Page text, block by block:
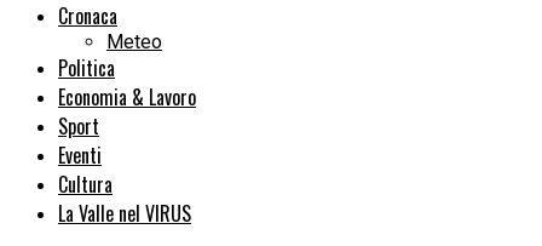
Cronaca
Meteo
Politica
Economia & Lavoro
Sport
Eventi
Cultura
La Valle nel VIRUS